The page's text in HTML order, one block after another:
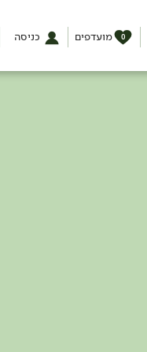
מועדפים 0 כניסה